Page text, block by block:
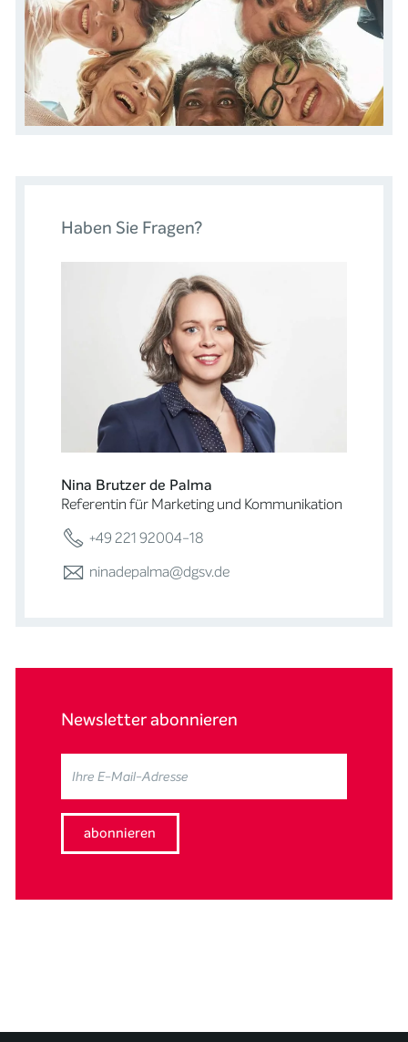
Haben Sie Fragen?
Nina Brutzer de Palma
Referentin für Marketing und Kommunikation
+49 221 92004-18
ninadepalma@dgsv.de
Newsletter abonnieren